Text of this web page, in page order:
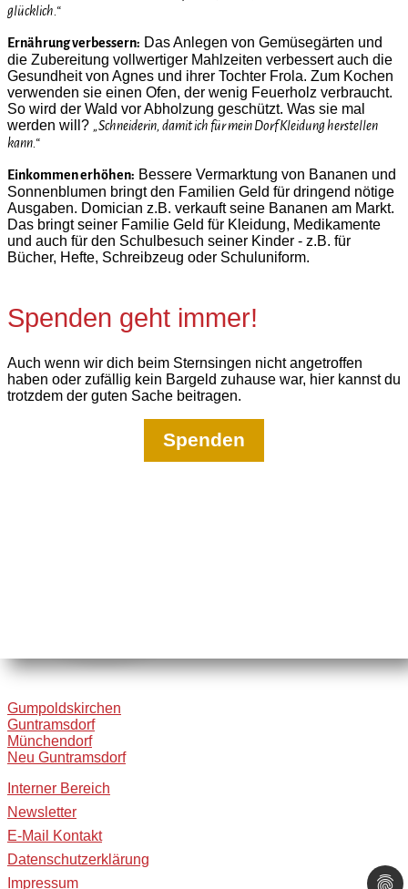
glücklich.“
Ernährung verbessern: Das Anlegen von Gemüsegärten und
die Zubereitung vollwertiger Mahlzeiten verbessert auch die
Gesundheit von Agnes und ihrer Tochter Frola. Zum Kochen
verwenden sie einen Ofen, der wenig Feuerholz verbraucht.
So wird der Wald vor Abholzung geschützt. Was sie mal
werden will? „Schneiderin, damit ich für mein Dorf Kleidung herstellen
kann.“
Einkommen erhöhen: Bessere Vermarktung von Bananen und
Sonnenblumen bringt den Familien Geld für dringend nötige
Ausgaben. Domician z.B. verkauft seine Bananen am Markt.
Das bringt seiner Familie Geld für Kleidung, Medikamente
und auch für den Schulbesuch seiner Kinder - z.B. für
Bücher, Hefte, Schreibzeug oder Schuluniform.
Spenden geht immer!
Auch wenn wir dich beim Sternsingen nicht angetroffen
haben oder zufällig kein Bargeld zuhause war, hier kannst du
trotzdem der guten Sache beitragen.
Spenden
Gumpoldskirchen
Guntramsdorf
Münchendorf
Neu Guntramsdorf
Interner Bereich
Newsletter
E-Mail Kontakt
Datenschutzerklärung
Impressum